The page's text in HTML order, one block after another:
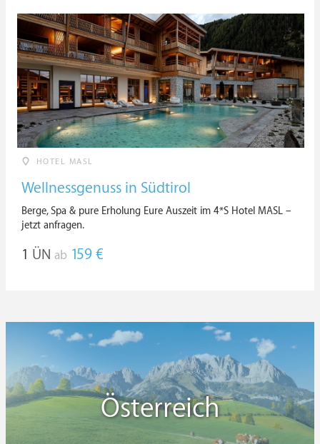
HOTEL MASL
Wellnessgenuss in Südtirol
Berge, Spa & pure Erholung Eure Auszeit im 4*S Hotel MASL –
jetzt anfragen.
1 ÜN ab 159 €
Österreich